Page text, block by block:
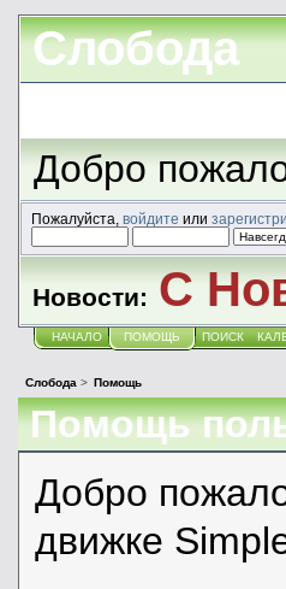
Слобода
Добро
Пожалуйста, войдите или
Новости: С
НАЧАЛО ПОМОЩЬ ПОИСК
Слобода > Помощь
Помощь
Добро
движке